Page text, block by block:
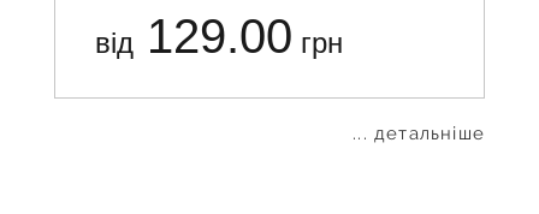
від 129.00 грн
... детальніше